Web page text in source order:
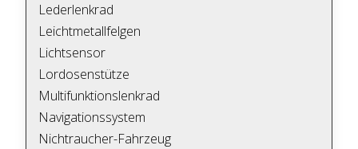
Lederlenkrad
Leichtmetallfelgen
Lichtsensor
Lordosenstütze
Multifunktionslenkrad
Navigationssystem
Nichtraucher-Fahrzeug